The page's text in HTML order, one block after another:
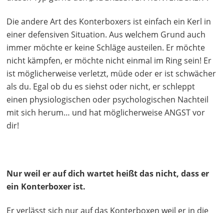
Die andere Art des Konterboxers ist einfach ein Kerl in
einer defensiven Situation. Aus welchem Grund auch
immer möchte er keine Schläge austeilen. Er möchte
nicht kämpfen, er möchte nicht einmal im Ring sein! Er
ist möglicherweise verletzt, müde oder er ist schwächer
als du. Egal ob du es siehst oder nicht, er schleppt
einen physiologischen oder psychologischen Nachteil
mit sich herum… und hat möglicherweise ANGST vor
dir!
Nur weil er auf dich wartet heißt das nicht, dass er
ein Konterboxer ist.
Er verlässt sich nur auf das Konterboxen weil er in die